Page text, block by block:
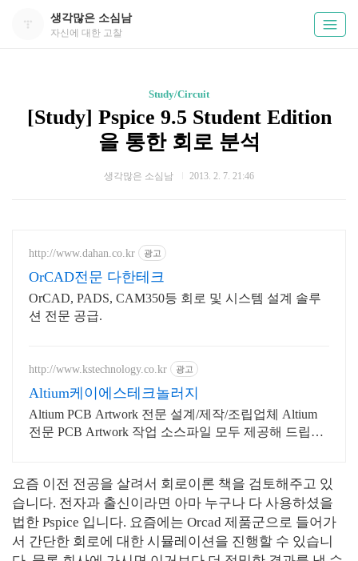
생각많은 소심남
자신에 대한 고찰
Study/Circuit
[Study] Pspice 9.5 Student Edition
을 통한 회로 분석
생각많은 소심남 2013. 2. 7. 21:46
http://www.dahan.co.kr 광고
OrCAD전문 다한테크
OrCAD, PADS, CAM350등 회로 및 시스템 설계 솔루
션 전문 공급.
http://www.kstechnology.co.kr 광고
Altium케이에스테크놀러지
Altium PCB Artwork 전문 설계/제작/조립업체 Altium
전문 PCB Artwork 작업 소스파일 모두 제공해 드립니
요즘 이전 전공을 살려서 회로이론 책을 검토해주고 있
습니다. 전자과 출신이라면 아마 누구나 다 사용하셨을
법한 Pspice 입니다. 요즘에는 Orcad 제품군으로 들어가
서 간단한 회로에 대한 시뮬레이션을 진행할 수 있습니